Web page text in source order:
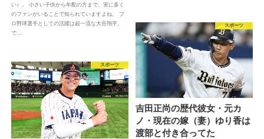
い）。 小さい子供から年配の方まで、実に多く
のファンがいることで知られていますよね。 プ
ロ野球選手としての活躍は超一流な大谷翔平。
で…
スポーツ
吉田正尚の歴代彼女・元カ
ノ・現在の嫁（妻）ゆり香は
渡部と付き合ってた
スポーツ